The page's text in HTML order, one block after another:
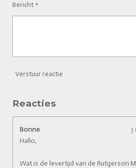
Bericht *
Verstuur reactie
Reacties
Bonne
3
Hallo,
Wat is de levertijd van de Rutgerson